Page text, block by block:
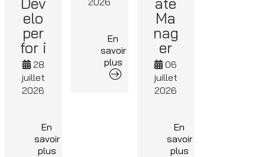
elo
per
for i
28
juillet
2026
En
savoir
plus
En
savoir
plus
Ma
nag
er
06
juillet
2026
En
savoir
plus